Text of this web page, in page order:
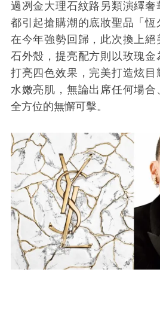
過冽金大理石紋路另類演繹奢
都引起搶購潮的底妝聖品「
在今年強勢回歸， 此次換上絕
石外殼，提亮配方則以玫瑰
打亮四色效果，完美打造炫
水嫩亮肌，無論出席任何場
全方位的無懈可擊。